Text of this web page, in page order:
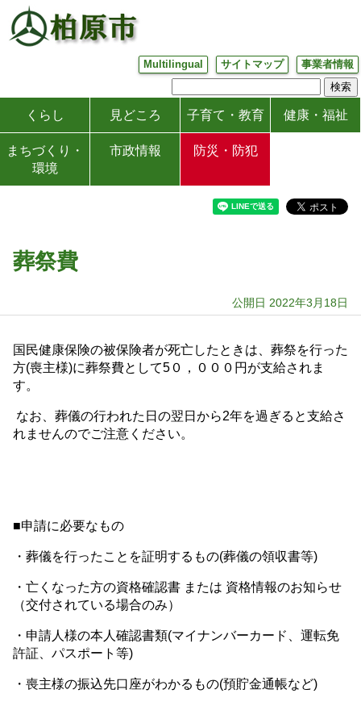
Multilingual サイトマップ 事業者情報
くらし 見どころ 子育て・教育 健康・福祉
まちづくり・
環境
市政情報 防災・防犯
葬祭費
公開日 2022年3月18日
国民健康保険の被保険者が死亡したときは、葬祭を行った
方(喪主様)に葬祭費として5０，０００円が支給されま
す。
なお、葬儀の行われた日の翌日から2年を過ぎると支給さ
れませんのでご注意ください。
■申請に必要なもの
・葬儀を行ったことを証明するもの(葬儀の領収書等)
・亡くなった方の資格確認書 または 資格情報のお知らせ
（交付されている場合のみ）
・申請人様の本人確認書類(マイナンバーカード、運転免
許証、パスポート等)
・喪主様の振込先口座がわかるもの(預貯金通帳など)